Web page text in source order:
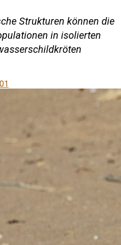
Strukturen können die
in isolierten